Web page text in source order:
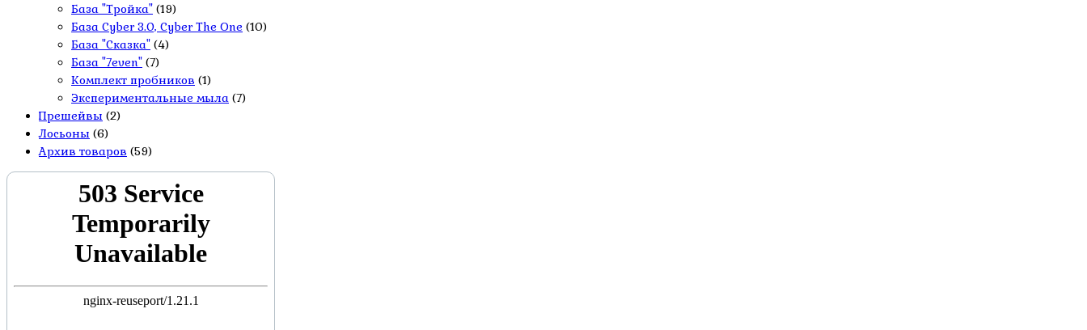
База "Тройка" (19)
База Cyber 3.0, Cyber The One (10)
База "Сказка" (4)
База "7even" (7)
Комплект пробников (1)
Экспериментальные мыла (7)
Прешейвы (2)
Лосьоны (6)
Архив товаров (59)